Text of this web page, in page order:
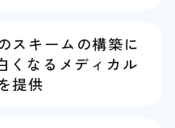
スキームの構築に
くなるメディカル
提供